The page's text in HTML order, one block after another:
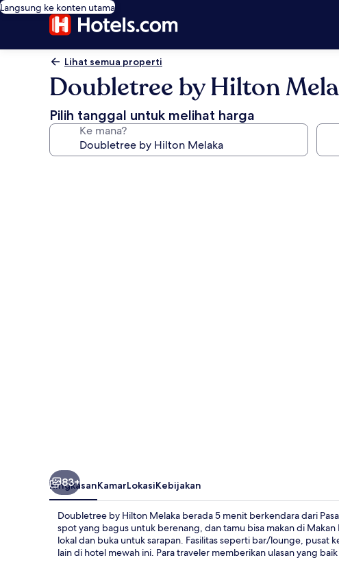
Langsung ke konten utama
Lihat semua properti
Doubletree by Hilton
Pilih tanggal untuk melihat harga
Ke mana?
83+
RingkasanKamarLokasiKebijakan
Doubletree by Hilton Melaka berada 5 menit berkendara dari
spot yang bagus untuk berenang, dan tamu bisa makan di
lokal dan buka untuk sarapan. Fasilitas seperti bar/lounge, pusat
lain di hotel mewah ini. Para traveler memberikan ulasan yang